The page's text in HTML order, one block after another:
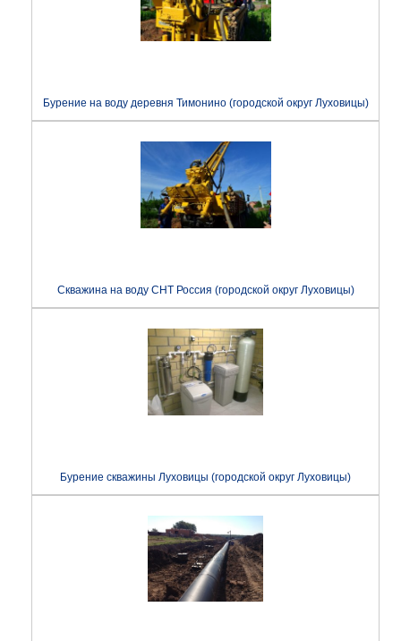
Бурение на воду деревня Тимонино (городской округ Луховицы)
Скважина на воду СНТ Россия (городской округ Луховицы)
Бурение скважины Луховицы (городской округ Луховицы)